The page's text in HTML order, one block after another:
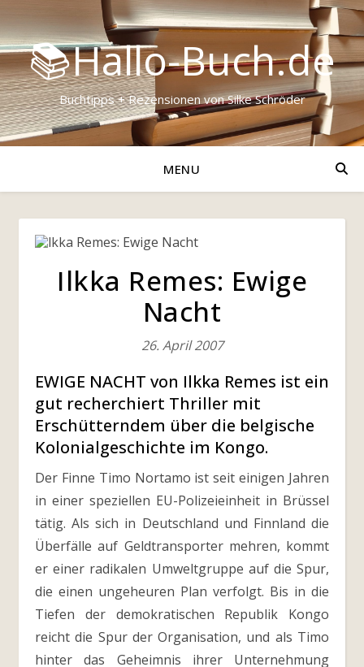
📚Hallo-Buch.de
Buchtipps + Rezensionen von Silke Schröder
MENU
Ilkka Remes: Ewige
Nacht
26. April 2007
EWIGE NACHT von Ilkka Remes ist ein
gut recherchiert Thriller mit
Erschütterndem über die belgische
Kolonialgeschichte im Kongo.
Der Finne Timo Nortamo ist seit einigen Jahren
in einer speziellen EU-Polizeieinheit in Brüssel
tätig. Als sich in Deutschland und Finnland die
Überfälle auf Geldtransporter mehren, kommt
er einer radikalen Umweltgruppe auf die Spur,
die einen ungeheuren Plan verfolgt. Bis in die
Tiefen der demokratischen Republik Kongo
reicht die Spur der Organisation, und als Timo
hinter das Geheimnis ihrer Unternehmung